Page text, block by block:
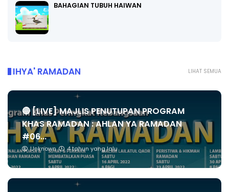
BAHAGIAN TUBUH HAIWAN
LIHAT SEMUA
IHYA' RAMADAN
🔴 [LIVE] MAJLIS PENUTUPAN PROGRAM
KHAS RAMADAN : AHLAN YA RAMADAN
#06...
Unknown 4 tahun yang lalu